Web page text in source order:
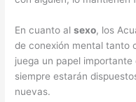
En cuanto alsexo, los
de conexión mental tanto
juega un papel
siempre estarán
nuevas.